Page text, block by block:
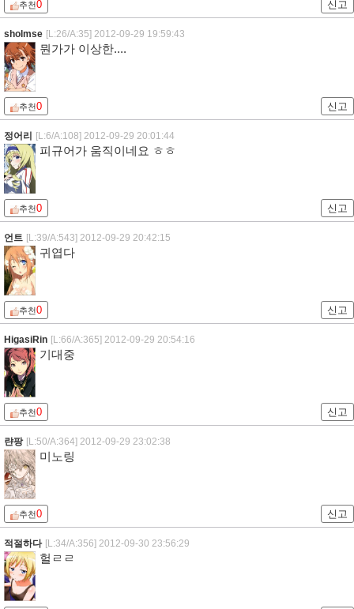
추천0 신고
sholmse [L:26/A:35] 2012-09-29 19:59:43
뭔가가 이상한....
추천0 신고
정어리 [L:6/A:108] 2012-09-29 20:01:44
피규어가 움직이네요 ㅎㅎ
추천0 신고
언트 [L:39/A:543] 2012-09-29 20:42:15
귀엽다
추천0 신고
HigasiRin [L:66/A:365] 2012-09-29 20:54:16
기대중
추천0 신고
랸팡 [L:50/A:364] 2012-09-29 23:02:38
미노링
추천0 신고
적절하다 [L:34/A:356] 2012-09-30 23:56:29
헐ㄹㄹ